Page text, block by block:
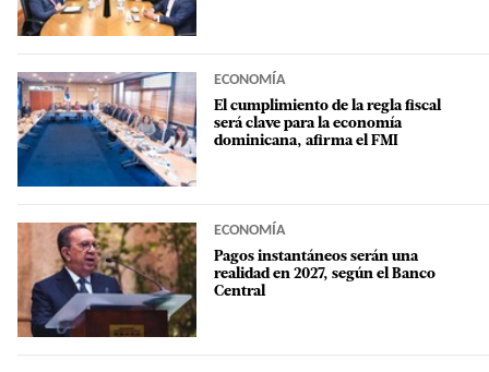
ECONOMÍA
El cumplimiento de la regla fiscal
será clave para la economía
dominicana, afirma el FMI
ECONOMÍA
Pagos instantáneos serán una
realidad en 2027, según el Banco
Central